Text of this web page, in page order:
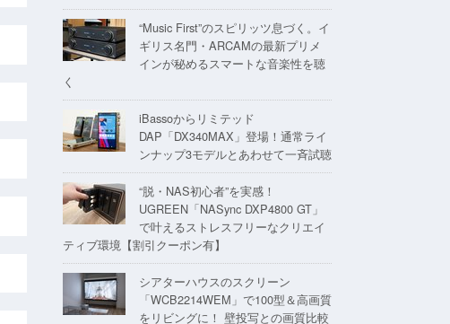
“Music First”のスピリッツ息づく。イ
ギリス名門・ARCAMの最新プリメ
インが秘めるスマートな音楽性を聴
く
iBassoからリミテッド
DAP「DX340MAX」登場！通常ライ
ンナップ3モデルとあわせて一斉試聴
“脱・NAS初心者”を実感！
UGREEN「NASync DXP4800 GT」
で叶えるストレスフリーなクリエイ
ティブ環境【割引クーポン有】
シアターハウスのスクリーン
「WCB2214WEM」で100型＆高画質
をリビングに！ 壁投写との画質比較